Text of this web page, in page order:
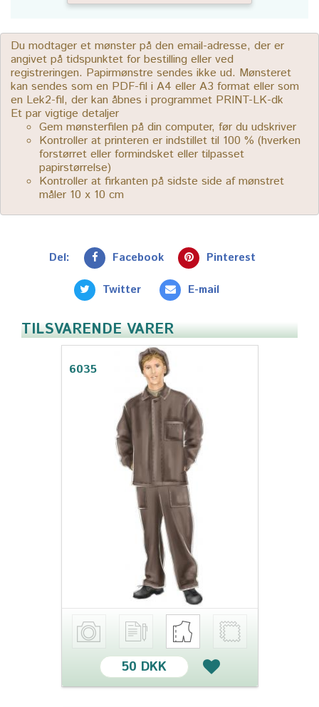
Du modtager et mønster på den email-adresse, der er
angivet på tidspunktet for bestilling eller ved
registreringen. Papirmønstre sendes ikke ud. Mønsteret
kan sendes som en PDF-fil i A4 eller A3 format eller som
en Lek2-fil, der kan åbnes i programmet PRINT-LK-dk
Et par vigtige detaljer
Gem mønsterfilen på din computer, før du udskriver
Kontroller at printeren er indstillet til 100 % (hverken
forstørret eller formindsket eller tilpasset
papirstørrelse)
Kontroller at firkanten på sidste side af mønstret
måler 10 x 10 cm
Del: Facebook Pinterest
Twitter E-mail
TILSVARENDE VARER
6035
50 DKK